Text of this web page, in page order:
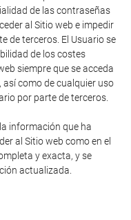
de las contraseñas
al Sitio web e impedir
de terceros. El Usuario se
de los costes
siempre que se acceda
como de cualquier uso
por parte de terceros.
información que ha
al Sitio web como en el
y exacta, y se
actualizada.